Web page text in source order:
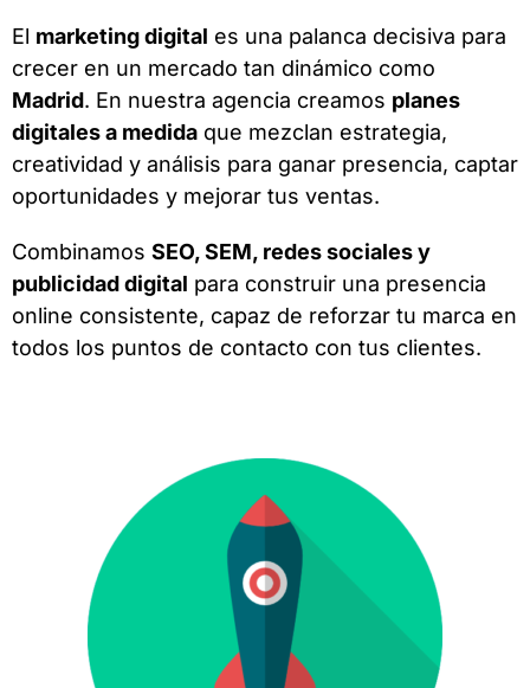
El marketing digital es una palanca decisiva para
crecer en un mercado tan dinámico como
Madrid. En nuestra agencia creamos planes
digitales a medida que mezclan estrategia,
creatividad y análisis para ganar presencia, captar
oportunidades y mejorar tus ventas.
Combinamos SEO, SEM, redes sociales y
publicidad digital para construir una presencia
online consistente, capaz de reforzar tu marca en
todos los puntos de contacto con tus clientes.